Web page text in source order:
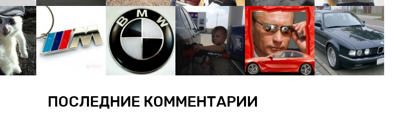
ПОСЛЕДНИЕ КОММЕНТАРИИ